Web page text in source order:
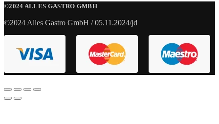
©2024 ALLES GASTRO GMBH
©2024 Alles Gastro GmbH / 05.11.2024/jd